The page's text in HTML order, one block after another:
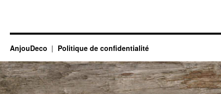
AnjouDeco Politique de confidentialité